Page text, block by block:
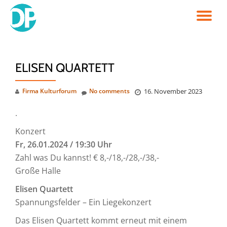
Skip
ELISEN QUARTETT
Firma Kulturforum 16. November 2023
No comments
.
Konzert
Fr, 26.01.2024 / 19:30 Uhr
Zahl was Du kannst! € 8,-/18,-/28,-/38,-
Große Halle
Elisen Quartett
Spannungsfelder – Ein Liegekonzert
Das Elisen Quartett kommt erneut mit einem